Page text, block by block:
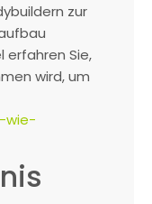
zur
erfahren Sie,
wird, um
wie-